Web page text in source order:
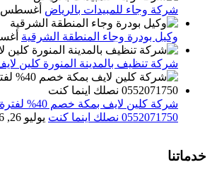
شركة وجاء للمبيدات بالرياض أغسطس 1, 2026
وكيل بودرة وجاء المنطقة الشرقية
شركة تنظيف بالمدينة المنورة كلين
شركة كلين لايف
0552071750 نصلك اينما كنت
يوليو 26, 2026
خدماتنا